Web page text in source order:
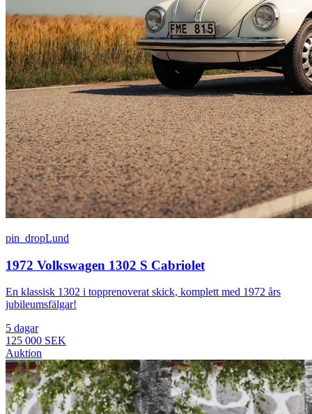
pin_dropLund
1972 Volkswagen 1302 S Cabriolet
En klassisk 1302 i topprenoverat skick, komplett med 1972 års
jubileumsfälgar!
5 dagar
125 000 SEK
Auktion